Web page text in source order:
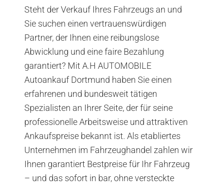
Steht der Verkauf Ihres Fahrzeugs an und
Sie suchen einen vertrauenswürdigen
Partner, der Ihnen eine reibungslose
Abwicklung und eine faire Bezahlung
garantiert? Mit A.H AUTOMOBILE
Autoankauf Dortmund haben Sie einen
erfahrenen und bundesweit tätigen
Spezialisten an Ihrer Seite, der für seine
professionelle Arbeitsweise und attraktiven
Ankaufspreise bekannt ist. Als etabliertes
Unternehmen im Fahrzeughandel zahlen wir
Ihnen garantiert Bestpreise für Ihr Fahrzeug
– und das sofort in bar, ohne versteckte